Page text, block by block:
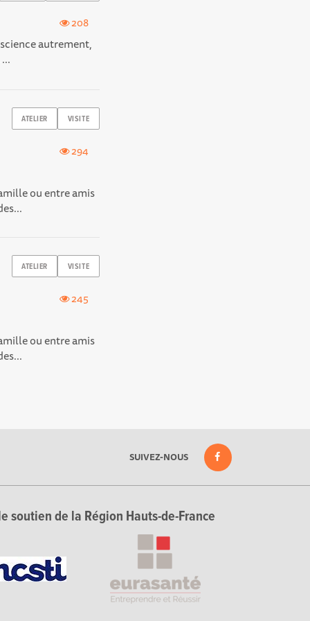
208
autrement,
ATELIER VISITE
294
ou entre amis
ATELIER VISITE
245
ou entre amis
SUIVEZ-NOUS
soutien de la Région Hauts-de-France